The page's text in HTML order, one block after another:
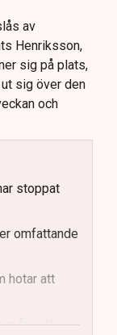
av
Henriksson,
sig på plats,
sig över den
och
stoppat
omfattande
hotar att
för ett